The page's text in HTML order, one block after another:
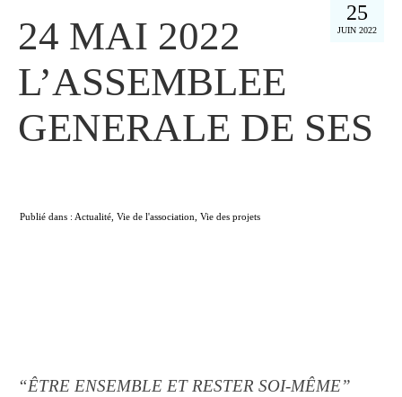
25
JUIN 2022
24 MAI 2022
L’ASSEMBLEE
GENERALE DE SES
Publié dans : Actualité, Vie de l'association, Vie des projets
“ÊTRE ENSEMBLE ET RESTER SOI-MÊME”